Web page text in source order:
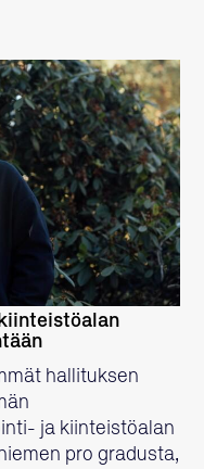
hallituksen
ja kiinteistöalan
pro gradusta,